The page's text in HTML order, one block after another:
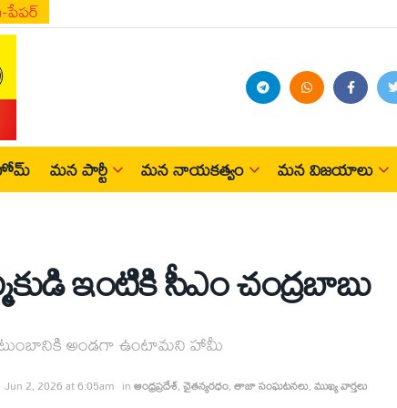
పేపర్
మన పార్టీ మన నాయకత్వం మన విజయాలు
ఇంటికి సీఎం చంద్రబాబు
అండగా ఉంటామని హామీ
Jun 2, 2026 at 6:05am inఆంధ్రప్రదేశ్,చైతన్యరధం,తాజా సంఘటనలు,ముఖ్య వార్తలు